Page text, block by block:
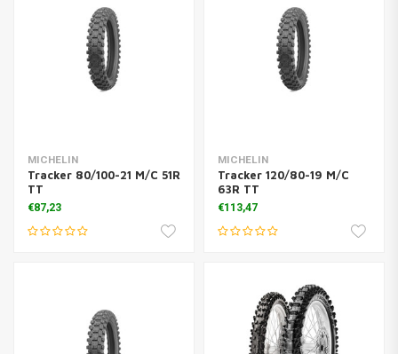
MICHELIN
Tracker 80/100-21 M/C 51R
TT
€87,23
MICHELIN
Tracker 120/80-19 M/C
63R TT
€113,47